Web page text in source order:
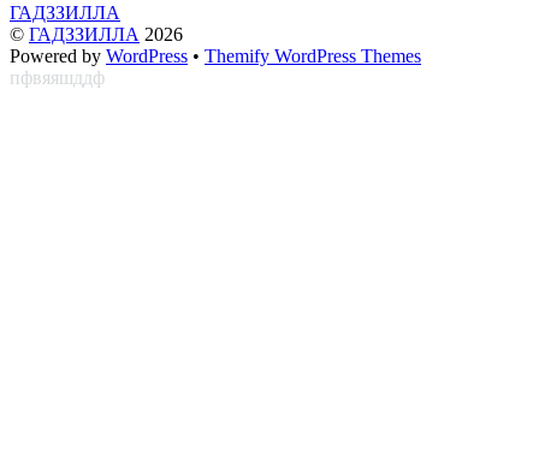
ГАДЗЗИЛЛА
© ГАДЗЗИЛЛА 2026
Powered by WordPress • Themify WordPress Themes
пфвяяшддф